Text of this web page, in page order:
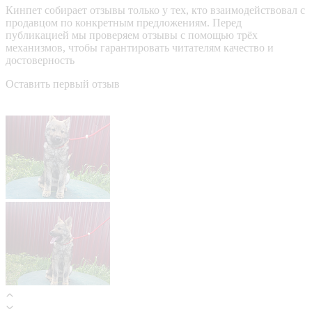
Кинпет собирает отзывы только у тех, кто взаимодействовал с
продавцом по конкретным предложениям. Перед
публикацией мы проверяем отзывы с помощью трёх
механизмов, чтобы гарантировать читателям качество и
достоверность
Оставить первый отзыв